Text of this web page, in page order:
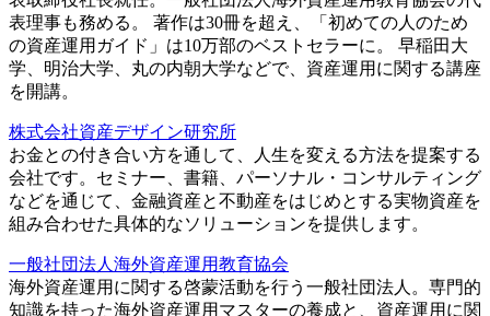
表理事も務める。 著作は30冊を超え、「初めての人のため
の資産運用ガイド」は10万部のベストセラーに。 早稲田大
学、明治大学、丸の内朝大学などで、資産運用に関する講座
を開講。
株式会社資産デザイン研究所
お金との付き合い方を通して、人生を変える方法を提案する
会社です。セミナー、書籍、パーソナル・コンサルティング
などを通じて、金融資産と不動産をはじめとする実物資産を
組み合わせた具体的なソリューションを提供します。
一般社団法人海外資産運用教育協会
海外資産運用に関する啓蒙活動を行う一般社団法人。専門的
知識を持った海外資産運用マスターの養成と、資産運用に関